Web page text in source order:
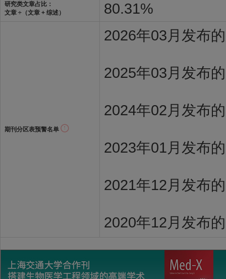
研究类文章占比：
文章 ÷（文章 + 综述）
80.31%
期刊分区表预警名单
2026年03月发布
2025年03月发布
2024年02月发布
2023年01月发布
2021年12月发布
2020年12月发布